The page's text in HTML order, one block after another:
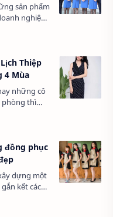
sản phẩm
nghiệp
thể hiện
Thiệp
4 Mùa
những cô
phòng thì
công sở
d…
đồng phục
dựng một
kết các
doanh